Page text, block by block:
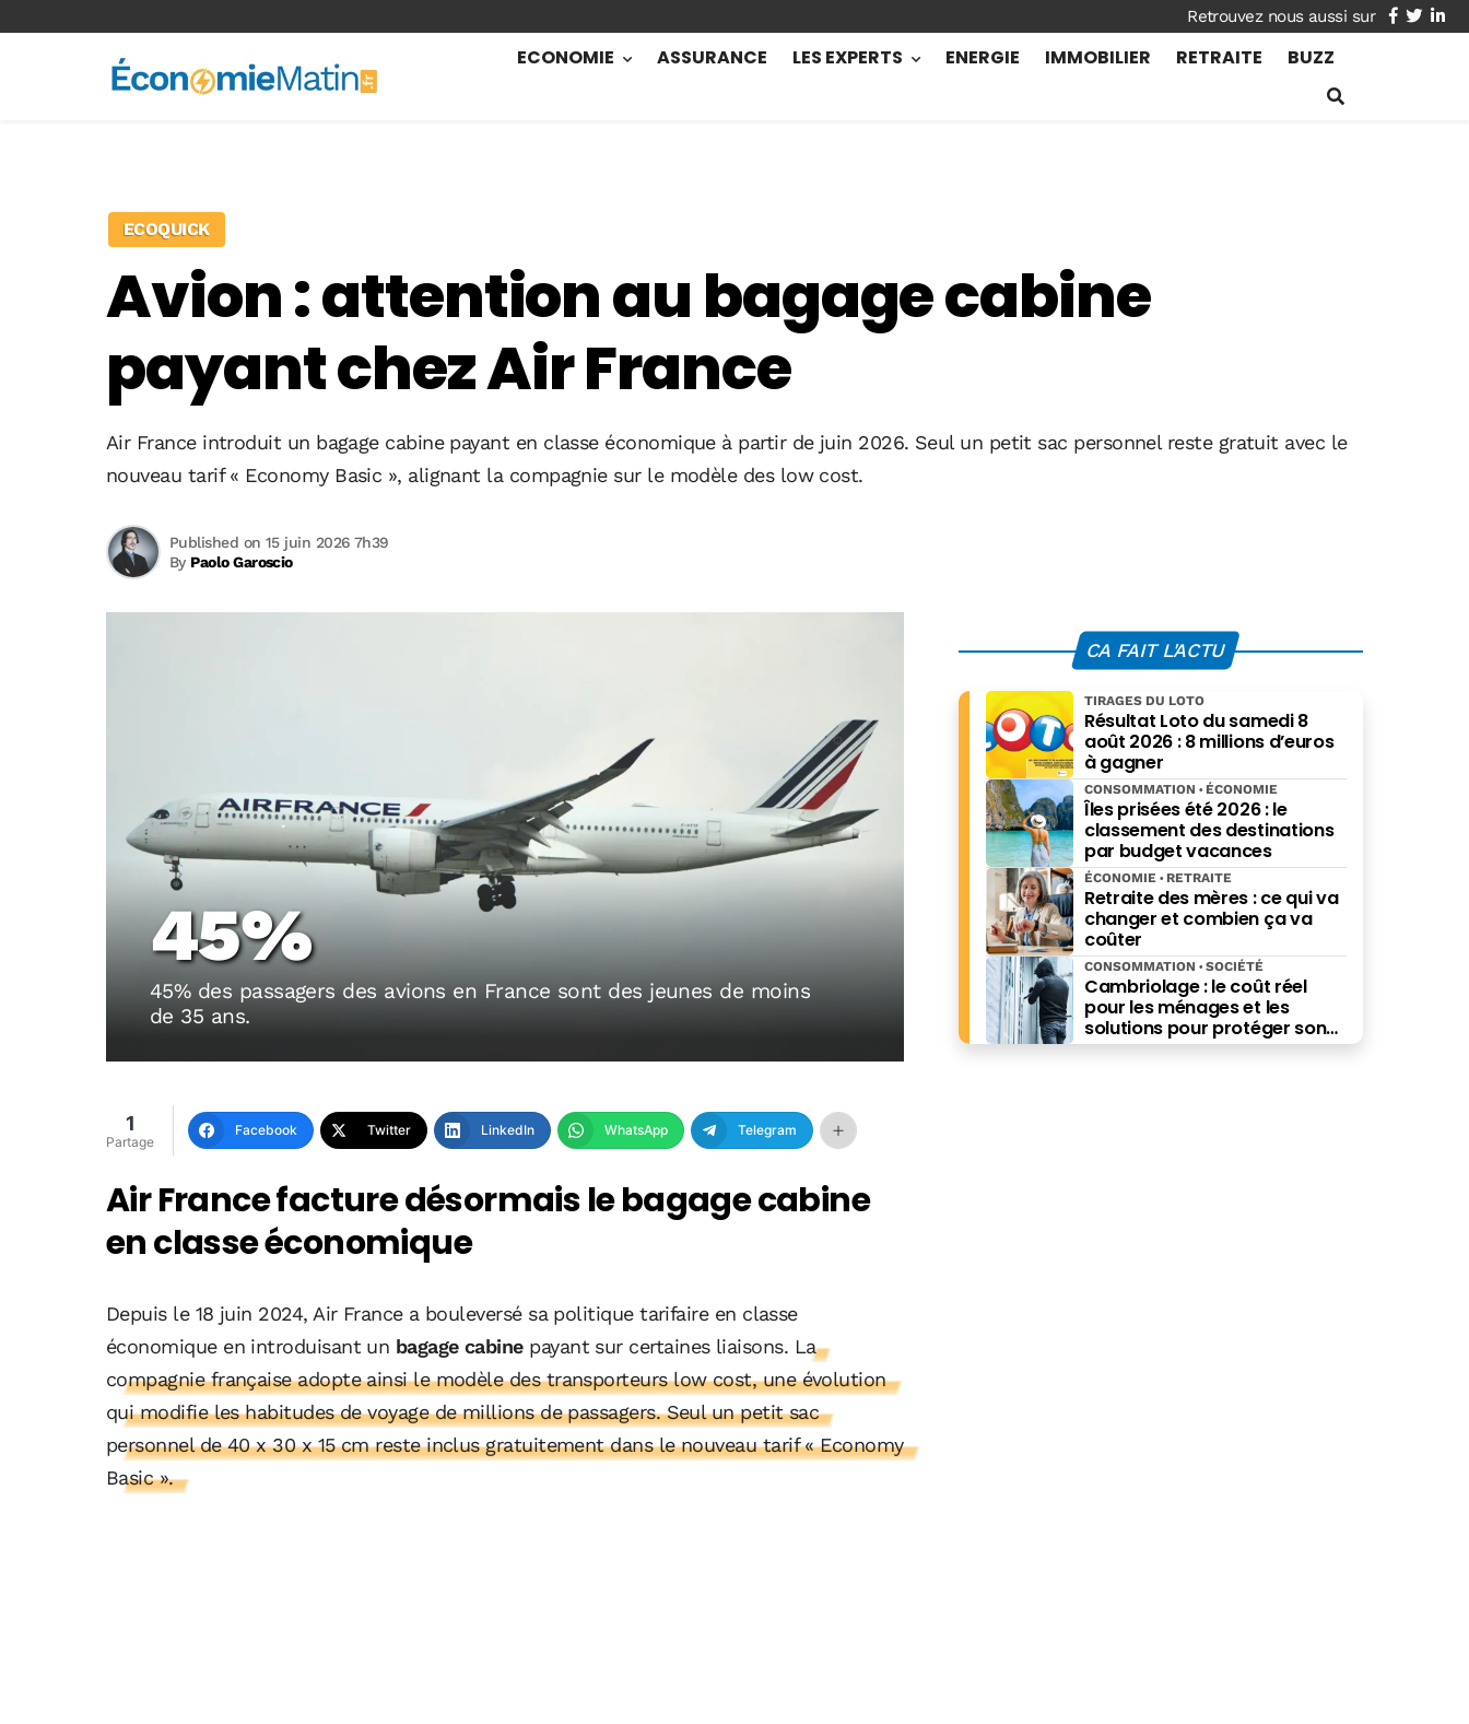
facebook
twitter
ECONOMIE ASSURANCE LES EXPERTS ENERGIE IMMOBILIER RETRAITE BUZZ
ECOQUICK
Avion : attention au bagage cabine
payant chez Air France
Air France introduit un bagage cabine payant en classe économique à partir de juin 2026. Seul un petit sac personnel reste gratuit avec le
nouveau tarif « Economy Basic », alignant la compagnie sur le modèle des low cost.
By Paolo Garoscio
Published on 15 juin 2026 7h39
45%
45% des passagers des avions en France sont des jeunes de moins
de 35 ans.
1
Partage
Facebook Twitter LinkedIn WhatsApp Telegram
Air France facture désormais le bagage cabine
en classe économique
Depuis le 18 juin 2024, Air France a bouleversé sa politique tarifaire en classe
économique en introduisant un bagage cabinepayant sur certaines liaisons. La
compagnie française adopte ainsi le modèle des transporteurs low cost, une évolution
qui modifie les habitudes de voyage de millions de passagers. Seul un petit sac
personnel de 40 x 30 x 15 cm reste inclus gratuitement dans le nouveau tarif « Economy
Basic ».
CA FAIT L'ACTU
Résultat Loto du samedi 8
août 2026 : 8 millions d’euros
à gagner
TIRAGES DU LOTO
Îles prisées été 2026 : le
classement des destinations
par budget vacances
CONSOMMATION ÉCONOMIE
Retraite des mères : ce qui va
changer et combien ça va
coûter
ÉCONOMIE RETRAITE
Cambriolage : le coût réel
pour les ménages et les
solutions pour protéger son
budget
CONSOMMATION SOCIÉTÉ